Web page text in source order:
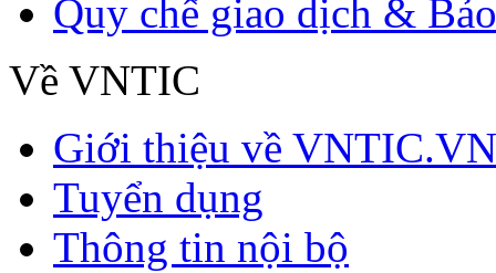
Quy chế giao dịch &
Về VNTIC
Giới thiệu về VNTIC.VN
Tuyển dụng
Thông tin nội bộ